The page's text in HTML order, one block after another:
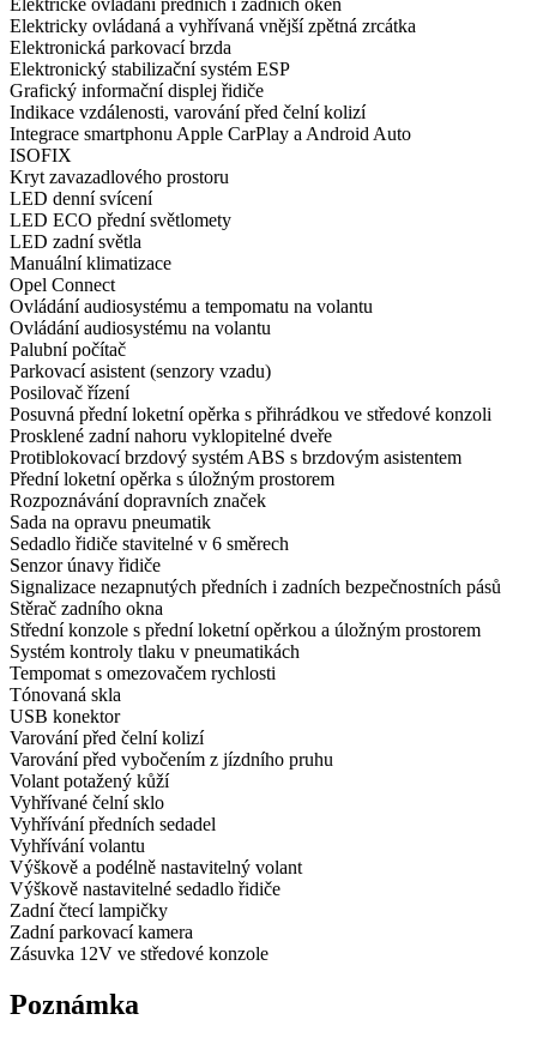
Elektrické ovládání předních i zadních oken
Elektricky ovládaná a vyhřívaná vnější zpětná zrcátka
Elektronická parkovací brzda
Elektronický stabilizační systém ESP
Grafický informační displej řidiče
Indikace vzdálenosti, varování před čelní kolizí
Integrace smartphonu Apple CarPlay a Android Auto
ISOFIX
Kryt zavazadlového prostoru
LED denní svícení
LED ECO přední světlomety
LED zadní světla
Manuální klimatizace
Opel Connect
Ovládání audiosystému a tempomatu na volantu
Ovládání audiosystému na volantu
Palubní počítač
Parkovací asistent (senzory vzadu)
Posilovač řízení
Posuvná přední loketní opěrka s přihrádkou ve středové konzoli
Prosklené zadní nahoru vyklopitelné dveře
Protiblokovací brzdový systém ABS s brzdovým asistentem
Přední loketní opěrka s úložným prostorem
Rozpoznávání dopravních značek
Sada na opravu pneumatik
Sedadlo řidiče stavitelné v 6 směrech
Senzor únavy řidiče
Signalizace nezapnutých předních i zadních bezpečnostních pásů
Stěrač zadního okna
Střední konzole s přední loketní opěrkou a úložným prostorem
Systém kontroly tlaku v pneumatikách
Tempomat s omezovačem rychlosti
Tónovaná skla
USB konektor
Varování před čelní kolizí
Varování před vybočením z jízdního pruhu
Volant potažený kůží
Vyhřívané čelní sklo
Vyhřívání předních sedadel
Vyhřívání volantu
Výškově a podélně nastavitelný volant
Výškově nastavitelné sedadlo řidiče
Zadní čtecí lampičky
Zadní parkovací kamera
Zásuvka 12V ve středové konzole
Poznámka